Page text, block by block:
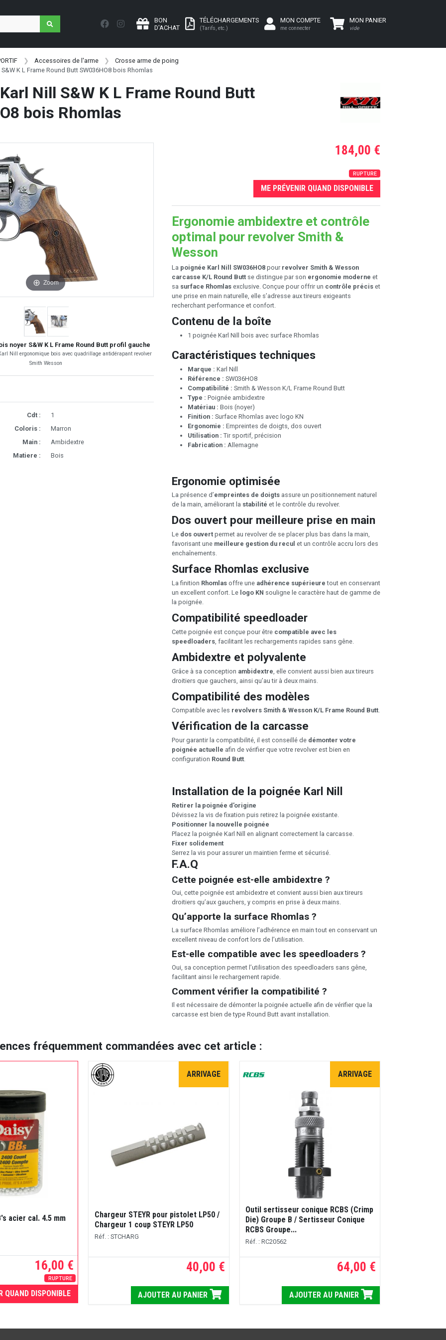
BON
D'ACHAT
TÉLÉCHARGEMENTS
(Tarifs, etc.)
MON COMPTE
me connecter
MON PANIER
vide
Accessoires de l'arme
Crosse arme de poing
K L Frame Round Butt SW036HO8 bois Rhomlas
Nill S&W K L Frame Round Butt
bois Rhomlas
Zoom
noyer S&W K L Frame Round Butt profil gauche
Nill ergonomique bois avec quadrillage antidérapant revolver
Smith Wesson
Cdt :
1
Coloris :
Marron
Main :
Ambidextre
Matiere :
Bois
184,00 €
RUPTURE
ME PRÉVENIR QUAND DISPONIBLE
Ergonomie ambidextre et contrôle
optimal pour revolver Smith &
Wesson
La poignée Karl Nill SW036HO8 pour revolver Smith & Wesson
carcasse K/L Round Butt se distingue par son ergonomie moderne et
sa surface Rhomlas exclusive. Conçue pour offrir un contrôle précis et
une prise en main naturelle, elle s’adresse aux tireurs exigeants
recherchant performance et confort.
Contenu de la boîte
1 poignée Karl Nill bois avec surface Rhomlas
Caractéristiques techniques
Marque : Karl Nill
Référence : SW036HO8
Compatibilité : Smith & Wesson K/L Frame Round Butt
Type : Poignée ambidextre
Matériau : Bois (noyer)
Finition : Surface Rhomlas avec logo KN
Ergonomie : Empreintes de doigts, dos ouvert
Utilisation : Tir sportif, précision
Fabrication : Allemagne
Ergonomie optimisée
La présence d’empreintes de doigts assure un positionnement naturel
de la main, améliorant la stabilité et le contrôle du revolver.
Dos ouvert pour meilleure prise en main
Le dos ouvert permet au revolver de se placer plus bas dans la main,
favorisant une meilleure gestion du recul et un contrôle accru lors des
enchaînements.
Surface Rhomlas exclusive
La finition Rhomlas offre une adhérence supérieure tout en conservant
un excellent confort. Le logo KN souligne le caractère haut de gamme de
la poignée.
Compatibilité speedloader
Cette poignée est conçue pour être compatible avec les
speedloaders , facilitant les rechargements rapides sans gêne.
Ambidextre et polyvalente
Grâce à sa conception ambidextre , elle convient aussi bien aux tireurs
droitiers que gauchers, ainsi qu’au tir à deux mains.
Compatibilité des modèles
Compatible avec les revolvers Smith & Wesson K/L Frame Round Butt.
Vérification de la carcasse
Pour garantir la compatibilité, il est conseillé de démonter votre
poignée actuelle afin de vérifier que votre revolver est bien en
configuration Round Butt.
Installation de la poignée Karl Nill
Retirer la poignée d’origine
Dévissez la vis de fixation puis retirez la poignée existante.
Positionner la nouvelle poignée
Placez la poignée Karl Nill en alignant correctement la carcasse.
Fixer solidement
Serrez la vis pour assurer un maintien ferme et sécurisé.
F.A.Q
Cette poignée est-elle ambidextre ?
Oui, cette poignée est ambidextre et convient aussi bien aux tireurs
droitiers qu’aux gauchers, y compris en prise à deux mains.
Qu’apporte la surface Rhomlas ?
La surface Rhomlas améliore l’adhérence en main tout en conservant un
excellent niveau de confort lors de l’utilisation.
Est-elle compatible avec les speedloaders ?
Oui, sa conception permet l’utilisation des speedloaders sans gêne,
facilitant ainsi le rechargement rapide.
Comment vérifier la compatibilité ?
Il est nécessaire de démonter la poignée actuelle afin de vérifier que la
carcasse est bien de type Round Butt avant installation.
fréquemment commandées avec cet article :
acier cal. 4.5 mm
16,00 €
RUPTURE
QUAND DISPONIBLE
ARRIVAGE
Chargeur STEYR pour pistolet LP50 /
Chargeur 1 coup STEYR LP50
Réf. : STCHARG
40,00 €
AJOUTER AU PANIER
ARRIVAGE
Outil sertisseur conique RCBS (Crimp
Die) Groupe B / Sertisseur Conique
RCBS Groupe...
Réf. : RC20562
64,00 €
AJOUTER AU PANIER